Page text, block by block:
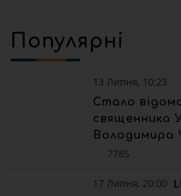
Популярні
13 Липня, 10:23
Стало
священника
Володимира
7785
17 Липня, 20:00